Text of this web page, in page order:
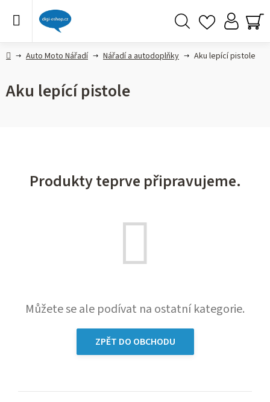
DomůAuto Moto Nářadí Nářadí a autodoplňky Aku lepící pistole
Aku lepící pistole
Produkty teprve připravujeme.
Můžete se ale podívat na ostatní kategorie.
ZPĚT DO OBCHODU